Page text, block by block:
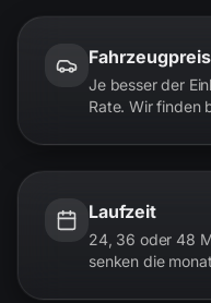
Fahrzeugpreis
Je besser der
Rate. Wir finden
Laufzeit
24, 36 oder 48
senken die